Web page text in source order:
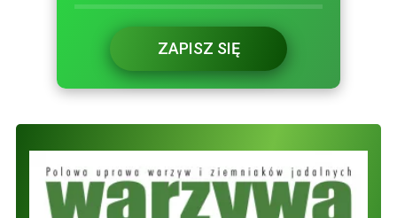
ZAPISZ SIĘ